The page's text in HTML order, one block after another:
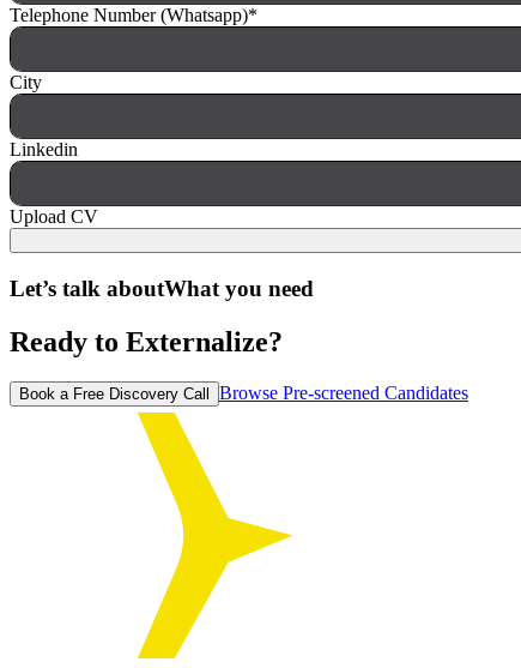
Telephone Number (Whatsapp)*
City
Linkedin
Upload CV
Let’s talk aboutWhat you need
Ready to Externalize?
Book a Free Discovery Call Browse Pre-screened Candidates